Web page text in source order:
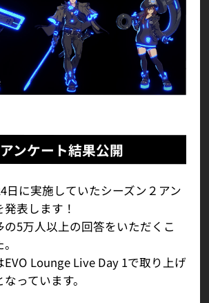
ンケート結果公開
日に実施していたシーズン２アン
表します！
5万人以上の回答をいただくこ
EVO Lounge Live Day 1で取り上げ
っています。